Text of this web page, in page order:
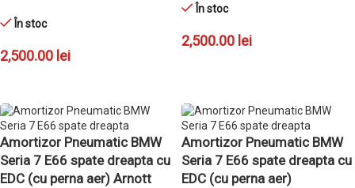
În stoc
2,500.00 lei
În stoc
2,500.00 lei
Amortizor Pneumatic BMW
Seria 7 E66 spate dreapta cu
EDC (cu perna aer) Arnott
Amortizor Pneumatic BMW
Seria 7 E66 spate dreapta cu
EDC (cu perna aer)